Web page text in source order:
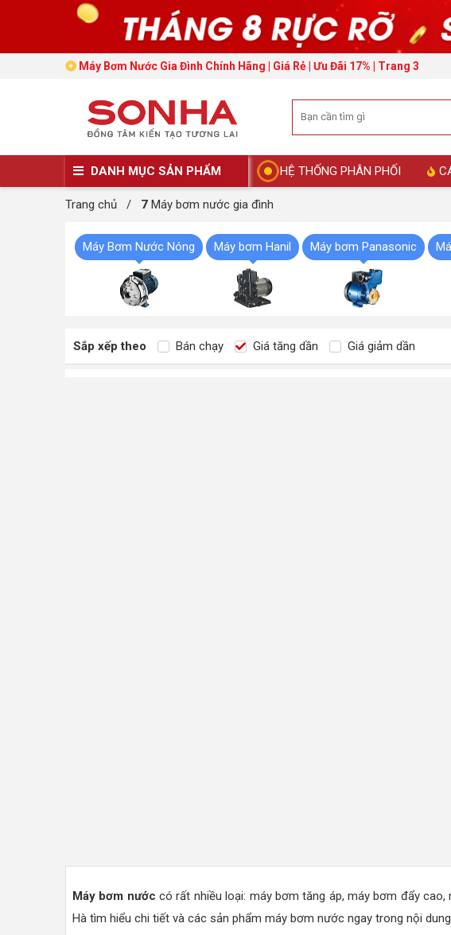
Máy Bơm Nước Gia Đình Chính Hãng | Giá Rẻ | Ưu Đãi 17% | Trang 3
DANH MỤC SẢN PHẨM HỆ THỐNG PHÂN PHỐI
Trang chủ / 7 Máy bơm nước gia đình
Máy Bơm Nước Nóng Máy bơm Hanil Máy bơm Panasonic
Sắp xếp theo Bán chạy Giá tăng dần Giá giảm dần
Máy bơm nước có rất nhiều loại: máy bơm tăng áp, máy bơm đẩy
Hà tìm hiểu chi tiết và các sản phẩm máy bơm nước ngay trong nội